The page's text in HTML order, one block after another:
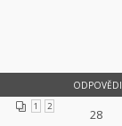
ODPOVĚDI
1 2
28